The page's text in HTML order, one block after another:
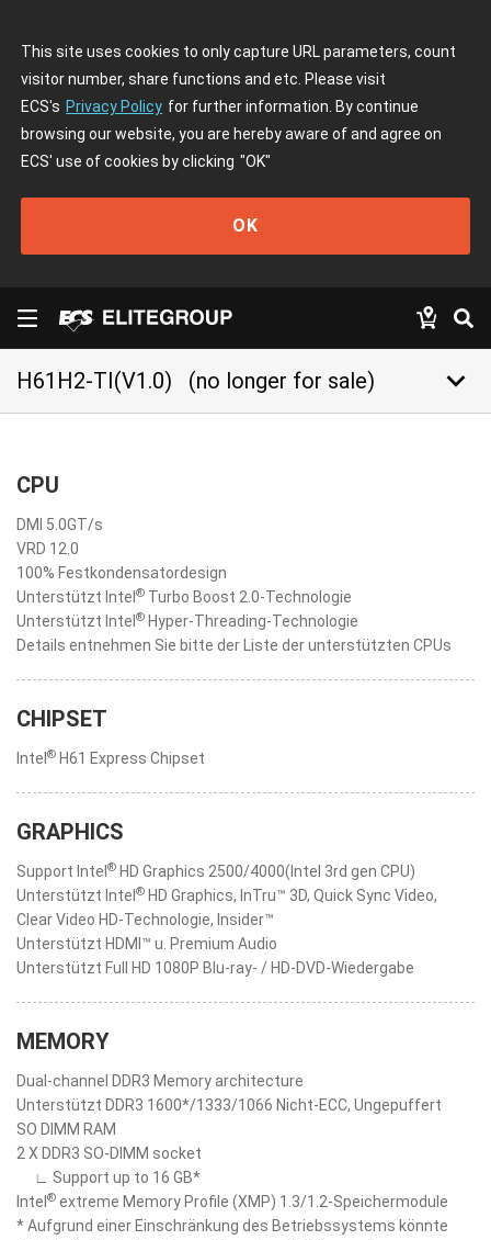
This site uses cookies to only capture URL parameters, count
visitor number, share functions and etc. Please visit
ECS's Privacy Policy for further information. By continue
browsing our website, you are hereby aware of and agree on
ECS' use of cookies by clicking "OK"
OK
H61H2-TI(V1.0) (no longer for sale) keyboard_arrow_down
CPU
DMI 5.0GT/s
VRD 12.0
100% Festkondensatordesign
Unterstützt Intel ® Turbo Boost 2.0-Technologie
Unterstützt Intel ® Hyper-Threading-Technologie
Details entnehmen Sie bitte der Liste der unterstützten CPUs
CHIPSET
Intel ® H61 Express Chipset
GRAPHICS
Support Intel ® HD Graphics 2500/4000(Intel 3rd gen CPU)
Unterstützt Intel ® HD Graphics, InTru™ 3D, Quick Sync Video,
Clear Video HD-Technologie, Insider™
Unterstützt HDMI™ u. Premium Audio
Unterstützt Full HD 1080P Blu-ray- / HD-DVD-Wiedergabe
MEMORY
Dual-channel DDR3 Memory architecture
Unterstützt DDR3 1600*/1333/1066 Nicht-ECC, Ungepuffert
SO DIMM RAM
2 X DDR3 SO-DIMM socket
∟ Support up to 16 GB*
Intel ® extreme Memory Profile (XMP) 1.3/1.2-Speichermodule
* Aufgrund einer Einschränkung des Betriebssystems könnte